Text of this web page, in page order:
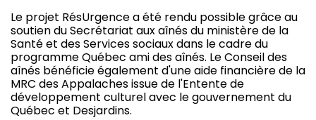
Le projet RésUrgence a été rendu possible grâce au
soutien du Secrétariat aux aînés du ministère de la
Santé et des Services sociaux dans le cadre du
programme Québec ami des aînés. Le Conseil des
aînés bénéficie également d'une aide financière de la
MRC des Appalaches issue de l'Entente de
développement culturel avec le gouvernement du
Québec et Desjardins.